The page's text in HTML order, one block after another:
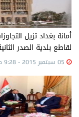
أمانة بغداد تزيل
لقاطع بلدية الصدر